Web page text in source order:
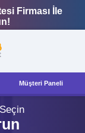
Firması İle
Müşteri Paneli